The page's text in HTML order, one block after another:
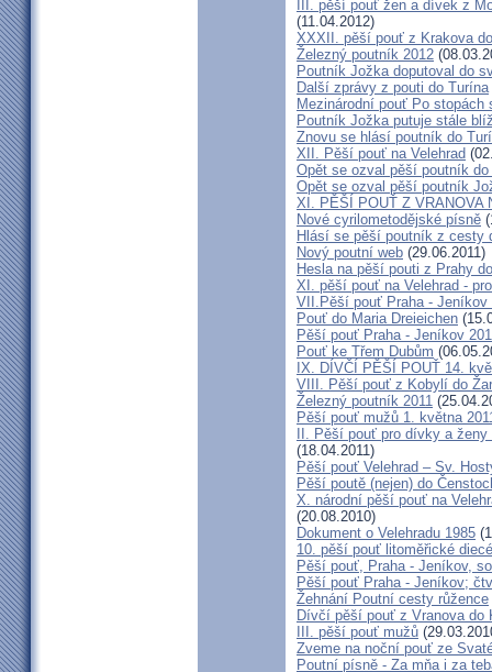
III. pěší pouť žen a dívek z
(11.04.2012)
XXXII. pěší pouť z Krakova
Železný poutník 2012
Poutník Jožka doputoval do
Další zprávy z pouti do Turína
Mezinárodní pouť Po stopách
Poutník Jožka putuje stále
Znovu se hlásí poutník do
XII. Pěší pouť na Velehrad
Opět se ozval pěší poutník do
Opět se ozval pěší poutník
XI. PĚŠÍ POUŤ Z VRANOVA
Nové cyrilometodějské písně
Hlásí se pěší poutník z cesty
Nový poutní web (29.06.2011)
Hesla na pěší pouti z Prahy
XI. pěší pouť na Velehrad -
VII.Pěší pouť Praha -
Pouť do Maria Dreieichen
Pěší pouť Praha - Jeníkov
Pouť ke Třem Dubům
IX. DÍVČÍ PĚŠÍ POUŤ 14.
VIII. Pěší pouť z Kobylí do
Železný poutník 2011
Pěší pouť mužů 1. května
II. Pěší pouť pro dívky a
(18.04.2011)
Pěší pouť Velehrad – Sv.
Pěší poutě (nejen) do
X. národní pěší pouť na
(20.08.2010)
Dokument o Velehradu 1985
10. pěší pouť litoměřické
Pěší pouť, Praha - Jeníkov,
Pěší pouť Praha - Jeníkov;
Žehnání Poutní cesty růžence
Dívčí pěší pouť z Vranova do
III. pěší pouť mužů
Zveme na noční pouť ze
Poutní písně - Za mňa i za